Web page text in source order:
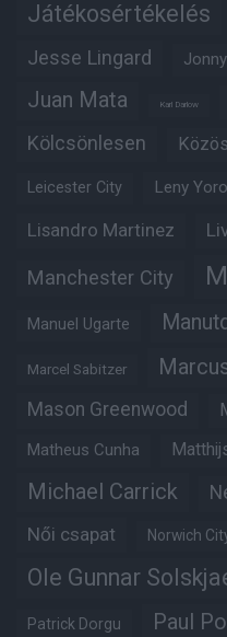
Játékosértékelés
Jesse Lingard
Juan Mata Karl Darlow
Kölcsönlesen
Leicester City Leny Yoro
Lisandro Martinez
Manchester City
Manuel Ugarte
Marcel Sabitzer
Mason Greenwood
Matheus Cunha
Michael Carrick
Női csapat Norwich
Ole Gunnar
Patrick Dorgu Paul